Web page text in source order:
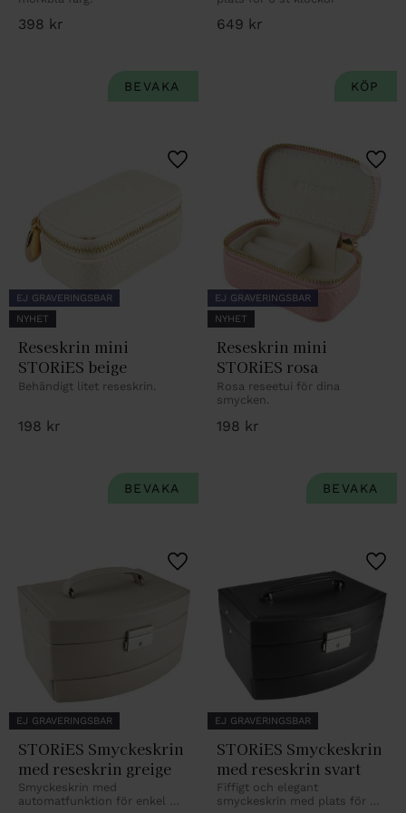
398 kr 649 kr
EJ GRAVERINGSBAR
NYHET
Reseskrin mini
STORiES beige
Behändigt litet reseskrin.
198 kr
Lägg till i favoriter
EJ GRAVERINGSBAR
NYHET
Reseskrin mini
STORiES rosa
Rosa reseetui för dina
smycken.
198 kr
EJ GRAVERINGSBAR
STORiES Smyckeskrin
med reseskrin greige
Smyckeskrin med
automatfunktion för enkel
Lägg till i favoriter
EJ GRAVERINGSBAR
STORiES Smyckeskrin
med reseskrin svart
Fiffigt och elegant
smyckeskrin med plats för